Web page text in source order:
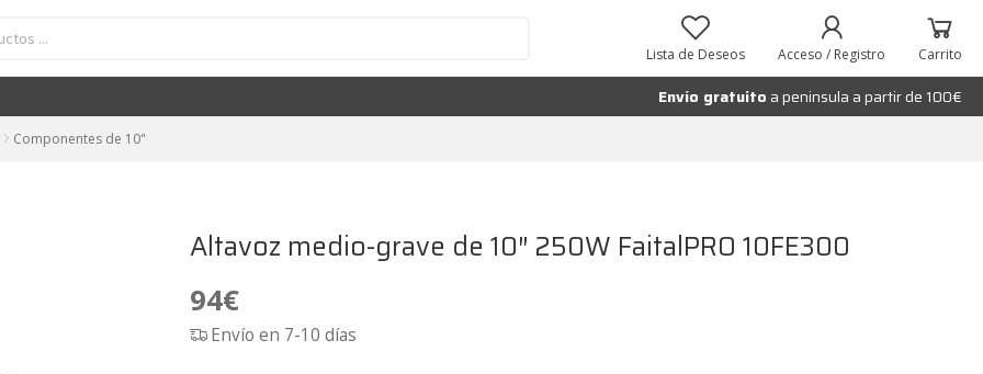
Lista de Deseos Acceso / Registro Carrito
Envío gratuito a peninsula a partir de 100€
Componentes de 10"
Altavoz medio-grave de 10″ 250W FaitalPRO 10FE300
94€
Envío en 7-10 días
Añadir al carrito